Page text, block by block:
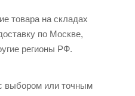
товара на складах
по Москве,
регионы РФ.
выбором или точным